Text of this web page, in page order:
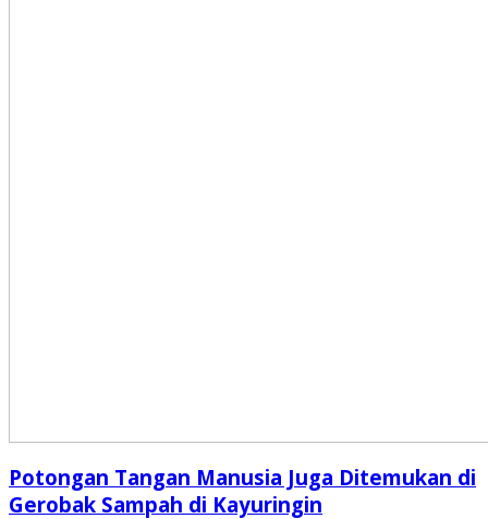
Potongan Tangan Manusia Juga Ditemukan di
Gerobak Sampah di Kayuringin